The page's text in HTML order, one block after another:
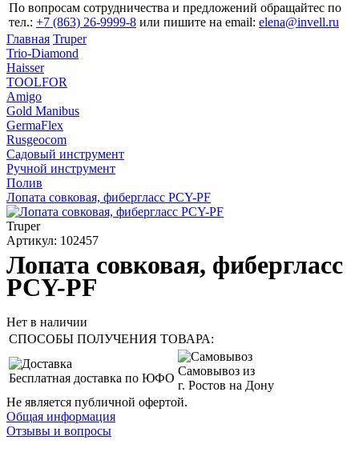
По вопросам сотрудничества и предложений обращайтес по
тел.: +7 (863) 26‐9999‐8 или пишите на email: elena@invell.ru
Главная Truper
Trio-Diamond
Haisser
TOOLFOR
Amigo
Gold Manibus
GermaFlex
Rusgeocom
Садовый инструмент
Ручной инструмент
Полив
Лопата совковая, фибергласс PCY-PF
Truper
Артикул: 102457
Лопата совковая, фибергласс
PCY-PF
Нет в наличии
СПОСОБЫ ПОЛУЧЕНИЯ ТОВАРА:
Бесплатная доставка по ЮФО
Самовывоз из
г. Ростов на Дону
Не является публичной офертой.
Общая информация
Отзывы и вопросы